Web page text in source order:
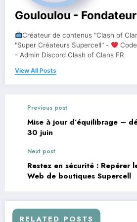
Gouloulou - Fondateur
Créateur de contenus "Clash of
"Super Créateurs Supercell" -
- Admin Discord Clash of Clans FR
View All Posts
Previous post
Mise à jour d’équilibrage –
30 juin
Next post
Restez en sécurité : Repérer
Web de boutiques Supercell
RELATED POSTS